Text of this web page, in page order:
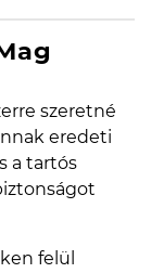
szeretné
eredeti
a tartós
felül